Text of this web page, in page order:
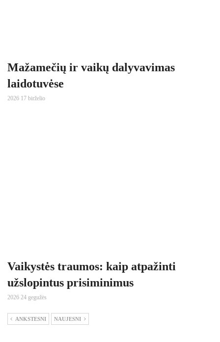
Mažamečių ir vaikų dalyvavimas
laidotuvėse
2026 17 birželio
Vaikystės traumos: kaip atpažinti
užslopintus prisiminimus
2026 24 gegužės
ANKSTESNI NAUJESNI